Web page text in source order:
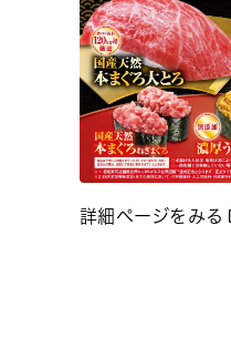
詳細ページをみる